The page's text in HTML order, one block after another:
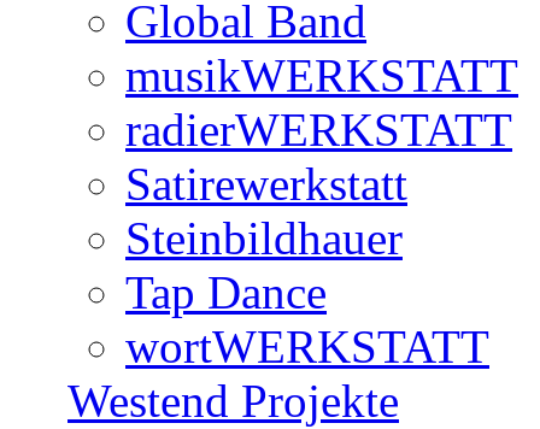
Global Band
musikWERKSTATT
radierWERKSTATT
Satirewerkstatt
Steinbildhauer
Tap Dance
wortWERKSTATT
Westend Projekte